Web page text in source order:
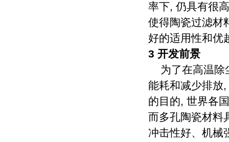
率下, 仍具有很
使得陶瓷过滤材
好的适用性和优
3 开发前景
为了在高温除
能耗和减少排放
的目的, 世界各
而多孔陶瓷材料
冲击性好、机械